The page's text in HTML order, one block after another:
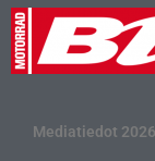
Mediatiedot 2026